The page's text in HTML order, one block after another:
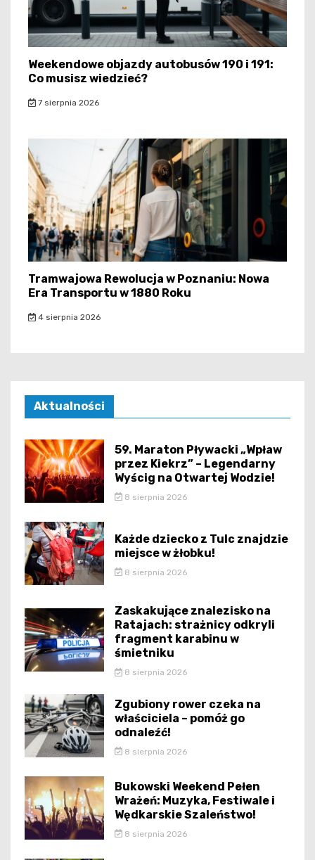
Weekendowe objazdy autobusów 190 i 191:
Co musisz wiedzieć?
7 sierpnia 2026
Tramwajowa Rewolucja w Poznaniu: Nowa
Era Transportu w 1880 Roku
4 sierpnia 2026
Aktualności
59. Maraton Pływacki „Wpław
przez Kiekrz” – Legendarny
Wyścig na Otwartej Wodzie!
8 sierpnia 2026
Każde dziecko z Tulc znajdzie
miejsce w żłobku!
8 sierpnia 2026
Zaskakujące znalezisko na
Ratajach: strażnicy odkryli
fragment karabinu w
śmietniku
8 sierpnia 2026
Zgubiony rower czeka na
właściciela – pomóż go
odnaleźć!
8 sierpnia 2026
Bukowski Weekend Pełen
Wrażeń: Muzyka, Festiwale i
Wędkarskie Szaleństwo!
8 sierpnia 2026